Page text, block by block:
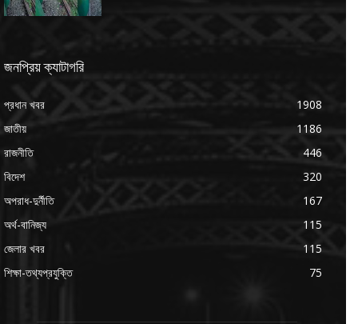
জনপ্রিয় ক্যাটাগরি
প্রধান খবর
1908
জাতীয়
1186
রাজনীতি
446
বিদেশ
320
অপরাধ-দুর্নীতি
167
অর্থ-বানিজ্য
115
জেলার খবর
115
শিক্ষা-তথ্যপ্রযুক্তি
75